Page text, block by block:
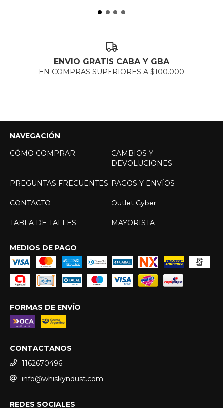
ENVIO GRATIS CABA Y GBA
EN COMPRAS SUPERIORES A $100.000
NAVEGACIÓN
CÓMO COMPRAR
CAMBIOS Y
DEVOLUCIONES
PREGUNTAS FRECUENTES PAGOS Y ENVÍOS
CONTACTO Outlet Cyber
TABLA DE TALLES MAYORISTA
MEDIOS DE PAGO
FORMAS DE ENVÍO
CONTACTANOS
1162670496
info@whiskyndust.com
REDES SOCIALES